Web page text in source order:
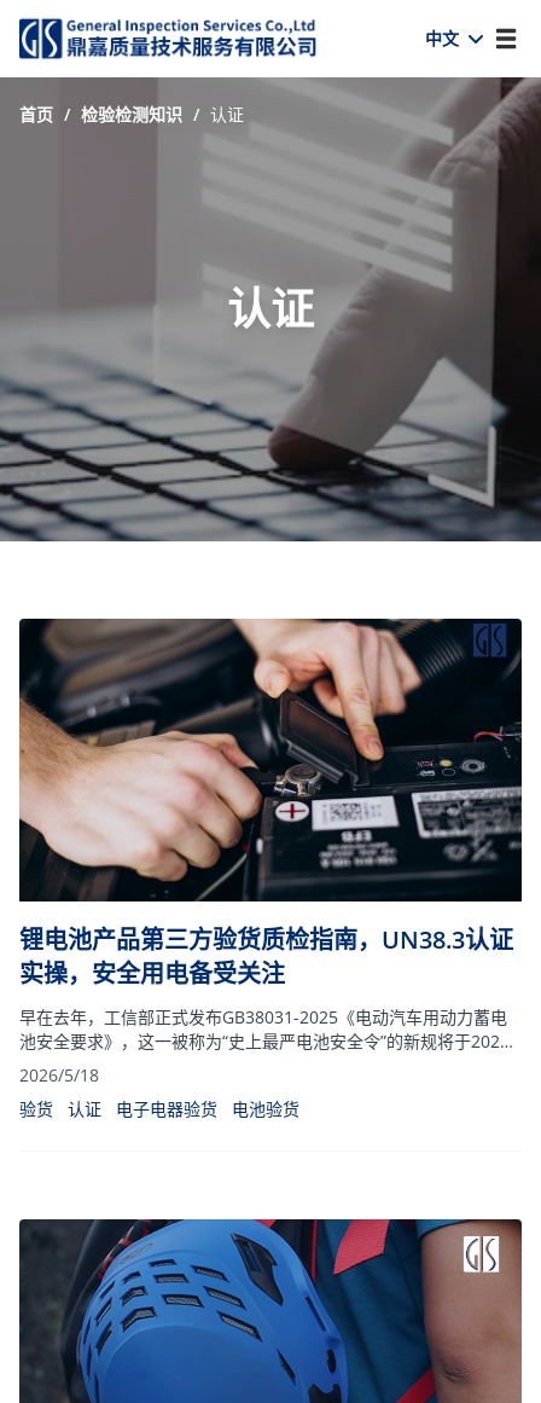
中文
首页 / 检验检测知识 / 认证
认证
锂电池产品第三方验货质检指南，UN38.3认证
实操，安全用电备受关注
早在去年，工信部正式发布GB38031-2025《电动汽车用动力蓄电
池安全要求》，这一被称为“史上最严电池安全令”的新规将于2026
年7月1日起实施。
2026/5/18
验货
认证 电子电器验货 电池验货